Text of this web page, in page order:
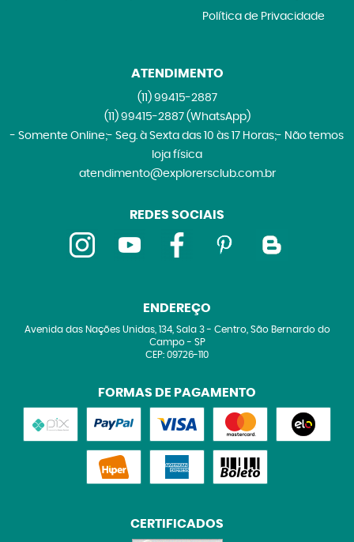
Política de Privacidade
ATENDIMENTO
(11)99415-2887
(11)99415-2887 (WhatsApp)
- Somente Online;- Seg. à Sexta das 10 às 17 Horas;- Não temos
loja física
atendimento@explorersclub.com.br
REDES SOCIAIS
ENDEREÇO
Avenida das Nações Unidas, 134, Sala 3- Centro, São Bernardo do
Campo- SP
CEP: 09726-110
FORMAS DE PAGAMENTO
CERTIFICADOS